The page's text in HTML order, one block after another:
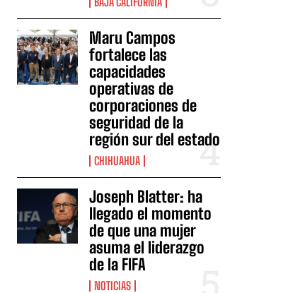
Maru Campos
fortalece las
capacidades
operativas de
corporaciones de
seguridad de la
región sur del estado
CHIHUAHUA
Joseph Blatter: ha
llegado el momento
de que una mujer
asuma el liderazgo
de la FIFA
NOTICIAS